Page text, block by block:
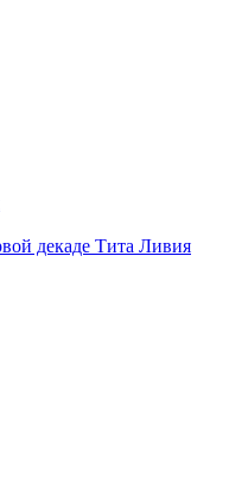
декаде Тита Ливия